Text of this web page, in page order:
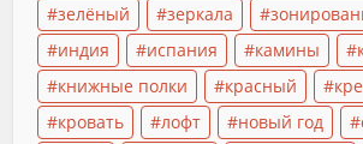
зелёный
зеркала
индия
испания камины
книжные полки
красный
кровать
лофт новый год